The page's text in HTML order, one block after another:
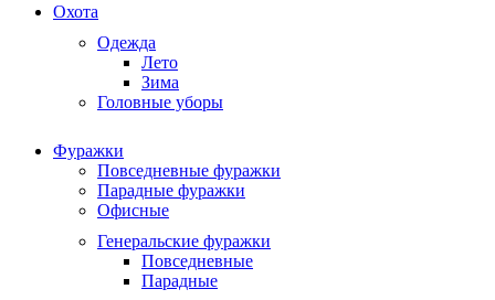
Охота
Одежда
Лето
Зима
Головные уборы
Фуражки
Повседневные фуражки
Парадные фуражки
Офисные
Генеральские фуражки
Повседневные
Парадные